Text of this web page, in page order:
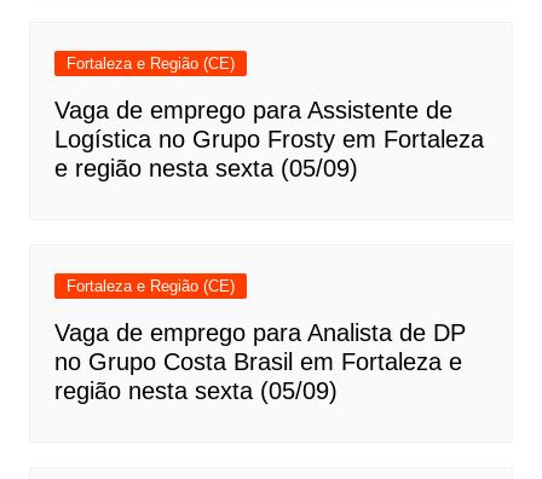
Fortaleza e Região (CE)
Vaga de emprego para Assistente de
Logística no Grupo Frosty em Fortaleza
e região nesta sexta (05/09)
Fortaleza e Região (CE)
Vaga de emprego para Analista de DP
no Grupo Costa Brasil em Fortaleza e
região nesta sexta (05/09)